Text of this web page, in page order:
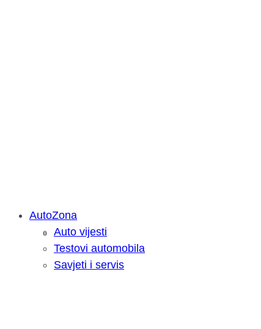
Savjetujemo: Što učiniti kada vaš
AutoZona
Auto vijesti
Testovi automobila
Savjeti i servis